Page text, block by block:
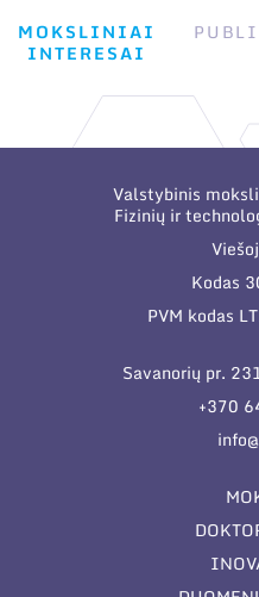
Nuorodos
Narystė
Mokslininkai
MOKSLINIAI
INTERESAI
Valstybinis
Fizinių ir
Kodas
PVM kodas
Savanorių pr.
+370